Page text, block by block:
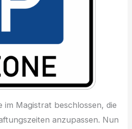
im Magistrat beschlossen, die
anzupassen. Nun